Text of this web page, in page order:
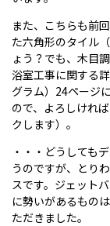
また、こちらも前
た六角形のタイル
ょう？でも、木目
浴室工事に関する
グラム）24ページ
ので、よろしければ
クします）。
・・・どうしても
うのですが、とり
スです。ジェット
に勢いがあるもの
ただきました。